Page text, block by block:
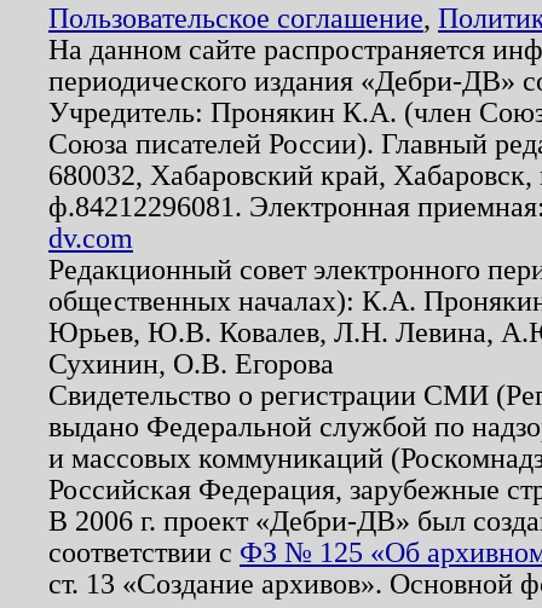
Пользовательское соглашение,
На данном сайте распространяется
периодического издания «Дебри-ДВ»
Учредитель: Пронякин К.А. (член
Союза писателей России). Главный
680032, Хабаровский край,
ф.84212296081. Электронная
dv.com
Редакционный совет электронного
общественных началах): К.А.
Юрьев, Ю.В. Ковалев, Л.Н. Левина,
Сухинин, О.В. Егорова
Свидетельство о регистрации СМИ
выдано Федеральной службой по
и массовых коммуникаций
Российская Федерация, зарубежные
В 2006 г. проект «Дебри-ДВ» был
соответствии с ФЗ № 125 «Об
ст. 13 «Создание архивов». Основной